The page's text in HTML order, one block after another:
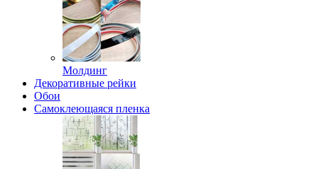
Молдинг
Декоративные рейки
Обои
Самоклеющаяся пленка